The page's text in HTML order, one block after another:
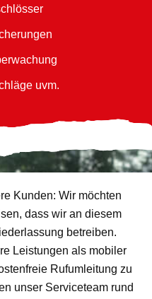
uvm.
Kunden: Wir möchten
dass wir an diesem
betreiben.
Leistungen als mobiler
Rufumleitung zu
unser Serviceteam rund